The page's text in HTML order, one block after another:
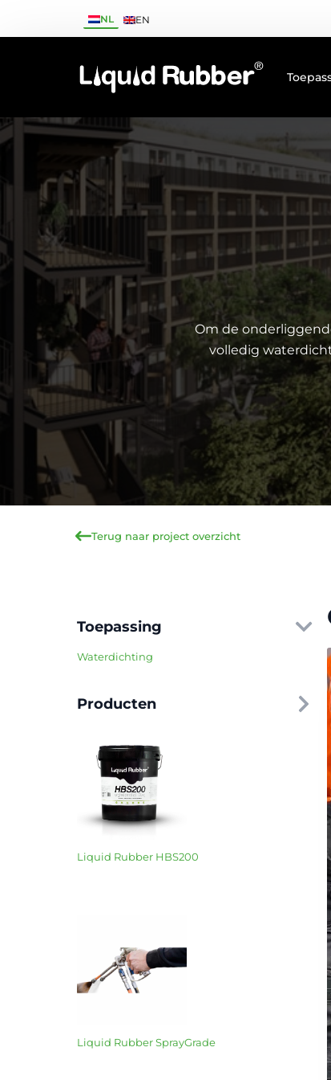
NL EN
Om de
volledig
Terug naar project overzicht
Toepassing
Waterdichting
Producten
Liquid Rubber HBS200
Liquid Rubber SprayGrade